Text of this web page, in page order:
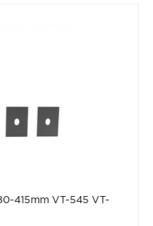
415mm VT-545 VT-